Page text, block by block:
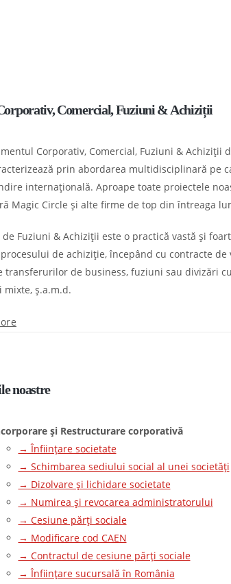
Comercial, Fuziuni & Achiziții
Corporativ, Comercial, Fuziuni & Achiziții
prin abordarea multidisciplinară pe
internațională. Aproape toate proiectele
Magic Circle și alte firme de top din întreaga
de Fuziuni & Achiziții este o practică vastă și
de achiziție, începând cu contracte
transferurilor de business, fuziuni sau divizări
mixte, ș.a.m.d.
noastre
și Restructurare corporativă
→ Înființare societate
→ Schimbarea sediului social al unei societăți
→ Dizolvare și lichidare societate
→ Numirea și revocarea administratorului
→ Cesiune părți sociale
→ Modificare cod CAEN
→ Contractul de cesiune părți sociale
→ Înființare sucursală în România